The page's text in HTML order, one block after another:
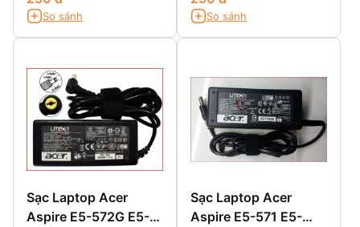
So sánh So sánh
Sạc Laptop Acer
Aspire E5-572G E5-
Sạc Laptop Acer
Aspire E5-571 E5-